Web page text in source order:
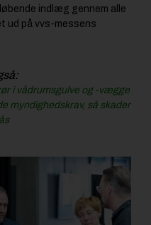
indlæg gennem alle
ud på vvs-messens
i vådrumsgulve og -vægge
myndighedskrav, så skader